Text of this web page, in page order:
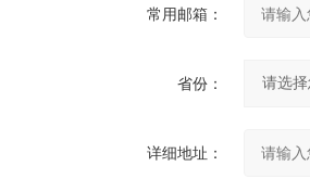
常用邮箱：
省份：
详细地址：